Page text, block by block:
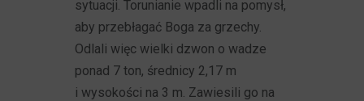
sytuacji. Torunianie wpadli na pomysł,
aby przebłagać Boga za grzechy.
Odlali więc wielki dzwon o wadze
ponad 7 ton, średnicy 2,17 m
i wysokości na 3 m. Zawiesili go na